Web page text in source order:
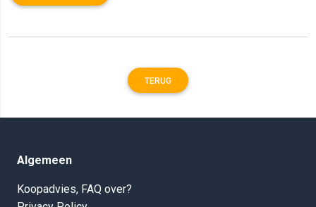
TERUG
Algemeen
Koopadvies, FAQ over?